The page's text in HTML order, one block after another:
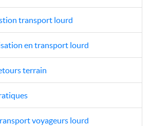
transport lourd
en transport lourd
terrain
voyageurs lourd